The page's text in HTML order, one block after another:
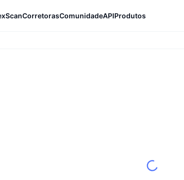
CorretorasComunidadeAPIProdutos